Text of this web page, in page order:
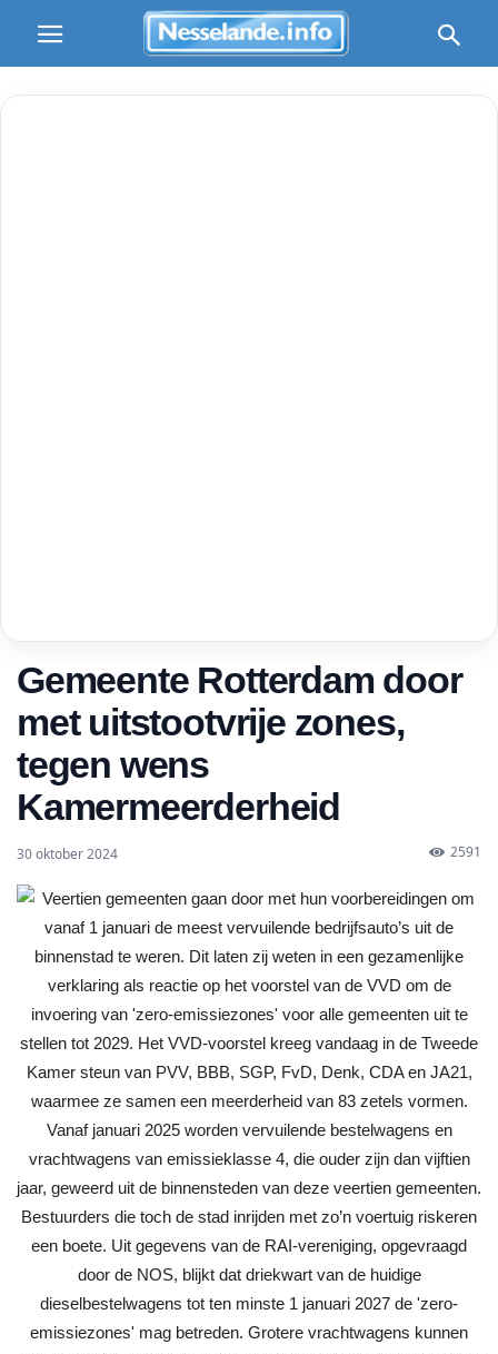
Gemeente Rotterdam door
met uitstootvrije zones,
tegen wens
Kamermeerderheid
30 oktober 2024 2591